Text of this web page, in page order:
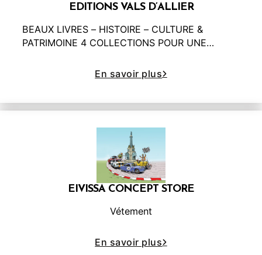
EDITIONS VALS D’ALLIER
BEAUX LIVRES – HISTOIRE – CULTURE &
PATRIMOINE 4 COLLECTIONS POUR UNE…
En savoir plus
EIVISSA CONCEPT STORE
Vétement
En savoir plus